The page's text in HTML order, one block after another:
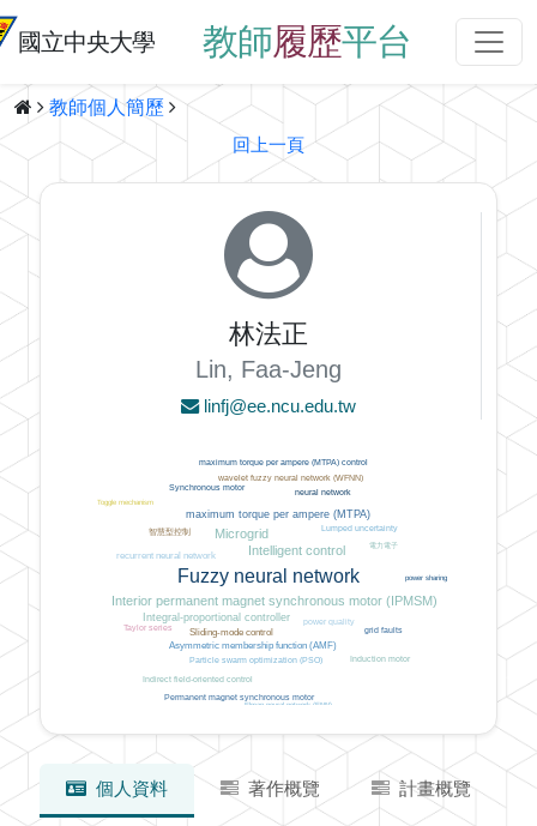
國立中央大學 教師履歷平台
教師個人簡歷
回上一頁
林法正
Lin, Faa-Jeng
linfj@ee.ncu.edu.tw
Fuzzy neural network
Interior permanent magnet synchronous motor (IPMSM)
Intelligent control
Microgrid
Integral-proportional controller
maximum torque per ampere (MTPA)
Sliding-mode control
recurrent neural network
Asymmetric membership function (AMF)
Lumped uncertainty
neural network
Particle swarm optimization (PSO)
wavelet fuzzy neural network (WFNN)
Synchronous motor
power quality
grid faults
智慧型控制
maximum torque per ampere (MTPA) control
Indirect field-oriented control
Induction motor
Permanent magnet synchronous motor
Taylor series
電力電子
power sharing
Toggle mechanism
Elman neural network (ENN)
個人資料 著作概覽 計畫概覽